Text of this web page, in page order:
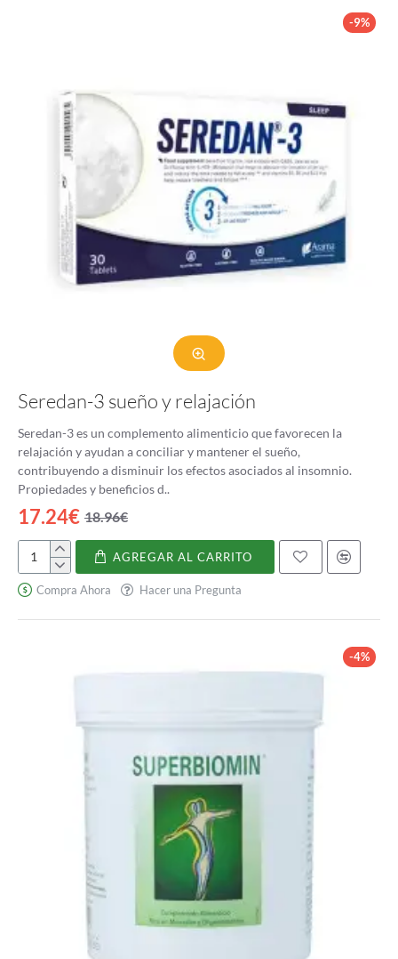
-9%
Seredan-3 sueño y relajación
Seredan-3 es un complemento alimenticio que favorecen la
relajación y ayudan a conciliar y mantener el sueño,
contribuyendo a disminuir los efectos asociados al insomnio.
Propiedades y beneficios d..
17.24€ 18.96€
Seredan-
3
sueño
y
AGREGAR AL CARRITO
Compra Ahora Hacer una Pregunta
-4%